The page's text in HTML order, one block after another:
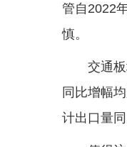
管自2022
慎。
交通
同比增幅
计出口量同